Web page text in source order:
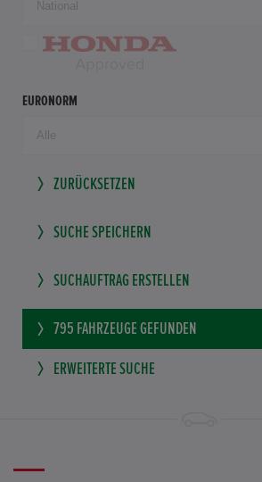
EURONORM
ZURÜCKSETZEN
SUCHE SPEICHERN
SUCHAUFTRAG ERSTELLEN
795 FAHRZEUGE GEFUNDEN
ERWEITERTE SUCHE